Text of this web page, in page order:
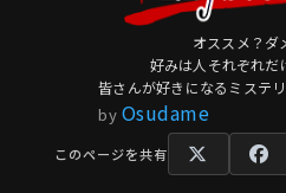
オススメ？ダ
好みは人それぞれだ
皆さんが好きになるミステ
by Osudame
このページを共有